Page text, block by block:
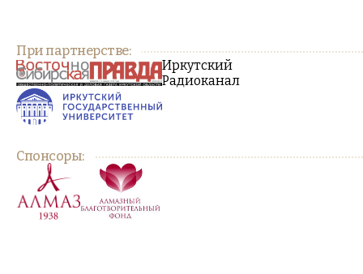
При партнерстве:
Иркутский
Радиоканал
Спонсоры: